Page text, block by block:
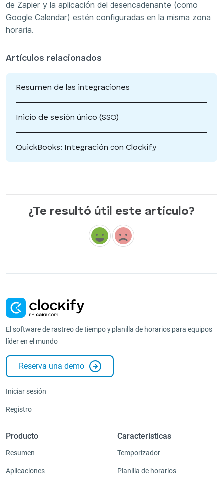
de Zapier y la aplicación del desencadenante (como
Google Calendar) estén configuradas en la misma zona
horaria.
Artículos relacionados
Resumen de las integraciones
Inicio de sesión único (SSO)
QuickBooks: Integración con Clockify
¿Te resultó útil este artículo?
El software de rastreo de tiempo y planilla de horarios para equipos
líder en el mundo
Reserva una demo
Iniciar sesión
Registro
Producto
Resumen
Aplicaciones
Características
Temporizador
Planilla de horarios